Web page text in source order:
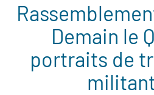
Demain le
portraits de